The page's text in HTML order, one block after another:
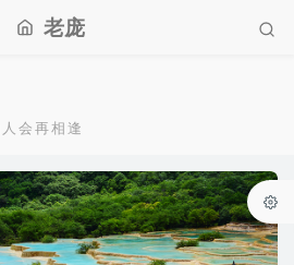
老庞
会再相逢